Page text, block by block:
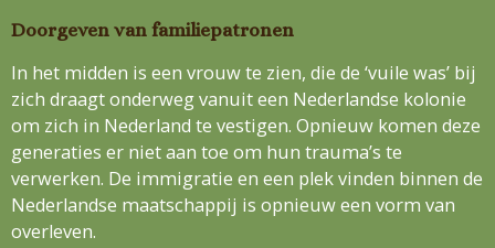
Doorgeven van familiepatronen
In het midden is een vrouw te zien, die de ‘vuile was’ bij
zich draagt onderweg vanuit een Nederlandse kolonie
om zich in Nederland te vestigen. Opnieuw komen deze
generaties er niet aan toe om hun trauma’s te
verwerken. De immigratie en een plek vinden binnen de
Nederlandse maatschappij is opnieuw een vorm van
overleven.